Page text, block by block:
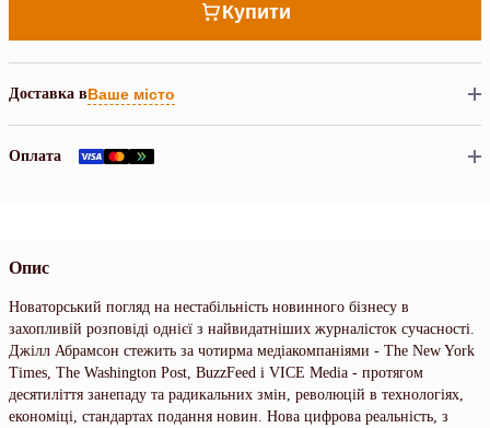
Купити
Доставка вВаше місто
Оплата
Опис
Новаторський погляд на нестабільність новинного бізнесу в
захопливій розповіді однієї з найвидатніших журналісток сучасності.
Джілл Абрамсон стежить за чотирма медіакомпаніями - The New York
Times, The Washington Post, BuzzFeed і VICE Media - протягом
десятиліття занепаду та радикальних змін, революцій в технологіях,
економіці, стандартах подання новин. Нова цифрова реальність, з